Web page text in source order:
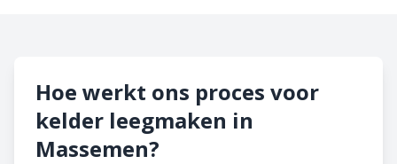
Hoe werkt ons proces voor
kelder leegmaken in
Massemen?